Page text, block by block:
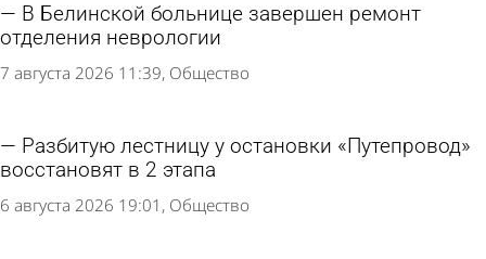
В Белинской больнице завершен ремонт
отделения неврологии
7 августа 2026 11:39 Общество
Разбитую лестницу у остановки «Путепровод»
восстановят в 2 этапа
6 августа 2026 19:01 Общество